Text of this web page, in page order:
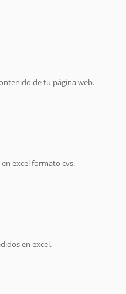
de tu página web.
excel formato cvs.
en excel.